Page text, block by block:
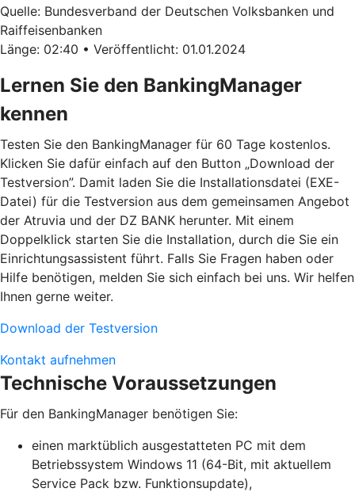
Quelle: Bundesverband der Deutschen Volksbanken und
Raiffeisenbanken
Länge: 02:40 • Veröffentlicht: 01.01.2024
Lernen Sie den BankingManager
kennen
Testen Sie den BankingManager für 60 Tage kostenlos.
Klicken Sie dafür einfach auf den Button „Download der
Testversion”. Damit laden Sie die Installationsdatei (EXE-
Datei) für die Testversion aus dem gemeinsamen Angebot
der Atruvia und der DZ BANK herunter. Mit einem
Doppelklick starten Sie die Installation, durch die Sie ein
Einrichtungsassistent führt. Falls Sie Fragen haben oder
Hilfe benötigen, melden Sie sich einfach bei uns. Wir helfen
Ihnen gerne weiter.
Download der Testversion
Kontakt aufnehmen
Technische Voraussetzungen
Für den BankingManager benötigen Sie:
einen marktüblich ausgestatteten PC mit dem
Betriebssystem Windows 11 (64-Bit, mit aktuellem
Service Pack bzw. Funktionsupdate),